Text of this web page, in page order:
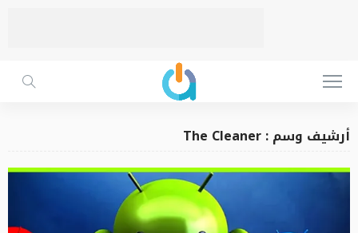
أرشيف وسم : The Cleaner